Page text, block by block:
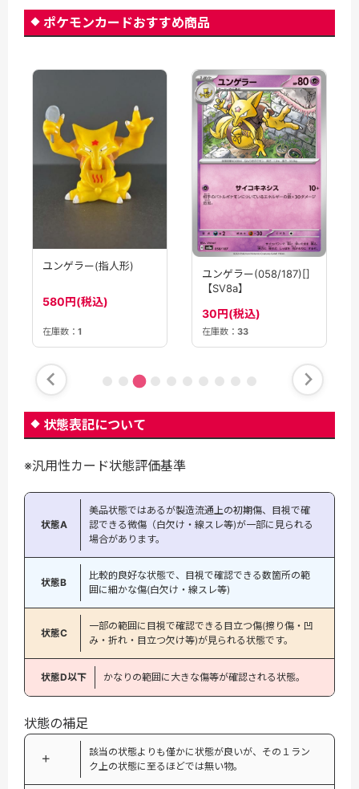
ポケモンカードおすすめ商品
ユンゲラー(指人形)
580円(税込)
在庫数： 1
ユンゲラー(058/187)[]
【SV8a】
30円(税込)
在庫数： 33
状態表記について
※汎用性カード状態評価基準
状態A
美品状態ではあるが製造流通上の初期傷、目視で確
認できる微傷（白欠け・線スレ等)が一部に見られる
場合があります。
状態B
比較的良好な状態で、目視で確認できる数箇所の範
囲に細かな傷(白欠け・線スレ等)
状態C
一部の範囲に目視で確認できる目立つ傷(擦り傷・凹
み・折れ・目立つ欠け等)が見られる状態です。
状態D以下 かなりの範囲に大きな傷等が確認される状態。
状態の補足
＋
該当の状態よりも僅かに状態が良いが、その１ラン
ク上の状態に至るほどでは無い物。